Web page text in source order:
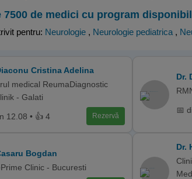
7500 de medici cu program disponibil
pentru: Neurologie , Neurologie pediatrica ,
Cristina Adelina
medical ReumaDiagnostic
- Galati
12.08 • 👍 4 Rezervă
Dr.
📅
Bogdan
Clinic - Bucuresti
Dr.